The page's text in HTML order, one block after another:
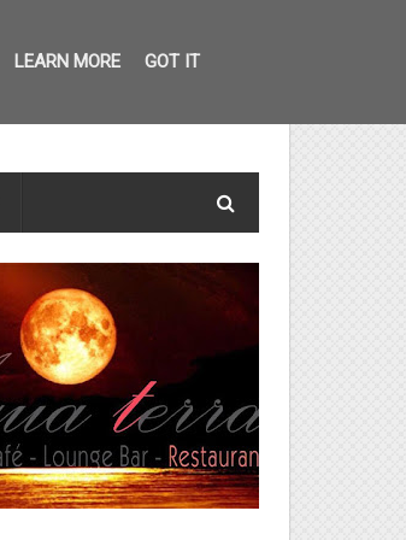
LEARN MORE GOT IT